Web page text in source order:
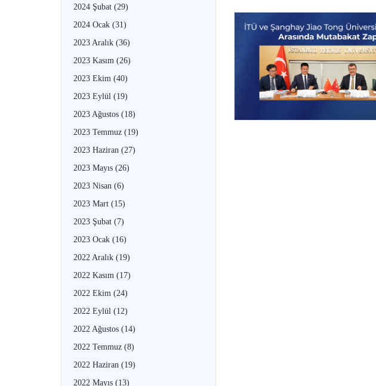
2024 Şubat (29)
2024 Ocak (31)
2023 Aralık (36)
2023 Kasım (26)
2023 Ekim (40)
2023 Eylül (19)
2023 Ağustos (18)
2023 Temmuz (19)
2023 Haziran (27)
2023 Mayıs (26)
2023 Nisan (6)
2023 Mart (15)
2023 Şubat (7)
2023 Ocak (16)
2022 Aralık (19)
2022 Kasım (17)
2022 Ekim (24)
2022 Eylül (12)
2022 Ağustos (14)
2022 Temmuz (8)
2022 Haziran (19)
2022 Mayıs (13)